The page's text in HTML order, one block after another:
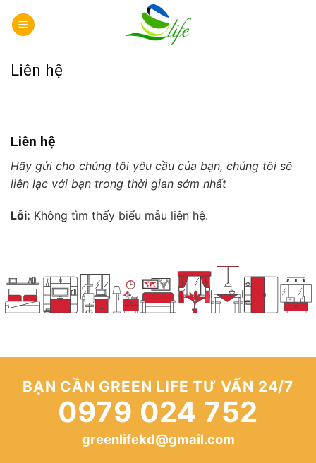
Liên hệ
Liên hệ
Hãy gửi cho chúng tôi yêu cầu của bạn, chúng tôi sẽ
liên lạc với bạn trong thời gian sớm nhất
Lỗi: Không tìm thấy biểu mẫu liên hệ.
BẠN CẦN GREEN LIFE TƯ VẤN 24/7
0979 024 752
greenlifekd@gmail.com